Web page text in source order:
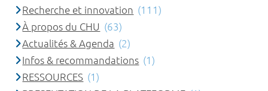
Recherche et innovation (111)
À propos du CHU (63)
Actualités & Agenda (2)
Infos & recommandations (1)
RESSOURCES (1)